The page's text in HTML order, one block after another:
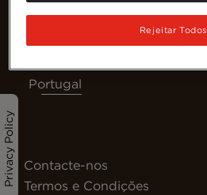
Privacy Policy
Portugal
Contacte-nos
Termos e Condições
Rejeitar Todos